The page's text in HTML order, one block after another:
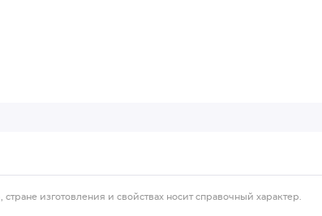
изготовления и свойствах носит справочный характер.